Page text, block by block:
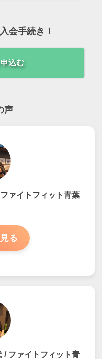
会手続き！
込む
声
ァイトフィット青葉
る
/ ファイトフィット青